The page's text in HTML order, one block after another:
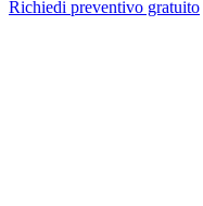
Richiedi preventivo gratuito